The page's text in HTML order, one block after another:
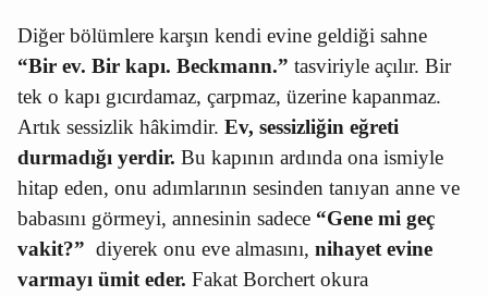
Diğer bölümlere karşın kendi evine geldiği sahne
“Bir ev. Bir kapı. Beckmann.” tasviriyle açılır. Bir
tek o kapı gıcırdamaz, çarpmaz, üzerine kapanmaz.
Artık sessizlik hâkimdir. Ev, sessizliğin eğreti
durmadığı yerdir. Bu kapının ardında ona ismiyle
hitap eden, onu adımlarının sesinden tanıyan anne ve
babasını görmeyi, annesinin sadece “Gene mi geç
vakit?” diyerek onu eve almasını, nihayet evine
varmayı ümit eder. Fakat Borchert okura